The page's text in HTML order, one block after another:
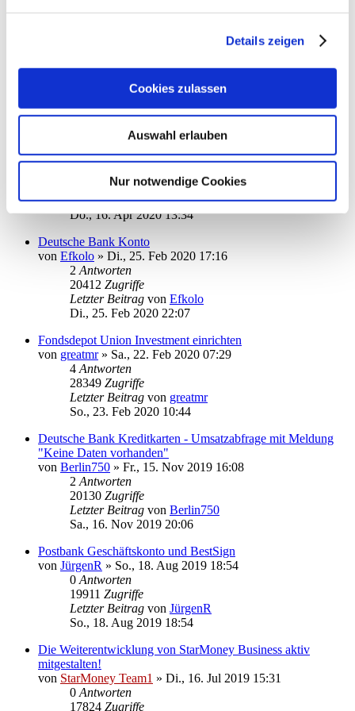
Details zeigen
Cookies zulassen
Auswahl erlauben
Nur notwendige Cookies
Do., 11. Jun 2020 07:15
Installation Starmoney 9 Server/Client
Zugriffe
Mi., 27. Mai 2020 08:03
Intraday Informationen Deutsche Bank
vonAnne B.»Do., 09. Apr 2020 15:38
Zugriffe
Letzter Beitragvonottoager
Do., 16. Apr 2020 13:34
Deutsche Bank Konto
von Efkolo » Di., 25. Feb 2020 17:16
2 Antworten
20412 Zugriffe
Letzter Beitrag von Efkolo
Di., 25. Feb 2020 22:07
Fondsdepot Union Investment einrichten
von greatmr» Sa., 22. Feb 2020 07:29
4 Antworten
28349 Zugriffe
Letzter Beitrag von greatmr
So., 23. Feb 2020 10:44
Deutsche Bank Kreditkarten - Umsatzabfrage mit Meldung
"Keine Daten vorhanden"
von Berlin750 » Fr., 15. Nov 2019 16:08
2 Antworten
20130 Zugriffe
Letzter Beitrag von Berlin750
Sa., 16. Nov 2019 20:06
Postbank Geschäftskonto und BestSign
von JürgenR » So., 18. Aug 2019 18:54
0 Antworten
19911 Zugriffe
Letzter Beitrag von JürgenR
So., 18. Aug 2019 18:54
Die Weiterentwicklung von StarMoney Business aktiv
mitgestalten!
von StarMoney Team1 » Di., 16. Jul 2019 15:31
0 Antworten
17824 Zugriffe